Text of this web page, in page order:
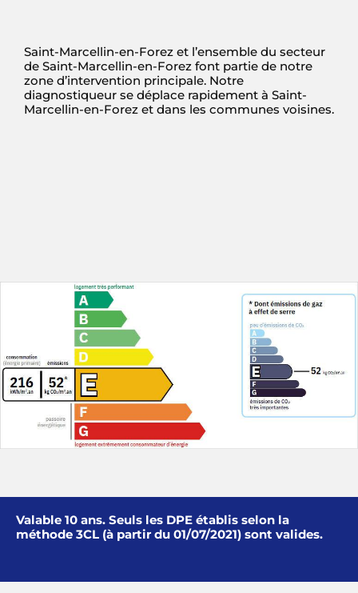
Saint-Marcellin-en-Forez et l’ensemble du secteur
de Saint-Marcellin-en-Forez font partie de notre
zone d’intervention principale. Notre
diagnostiqueur se déplace rapidement à Saint-
Marcellin-en-Forez et dans les communes voisines.
Valable 10 ans. Seuls les DPE établis selon la
méthode 3CL (à partir du 01/07/2021) sont valides.